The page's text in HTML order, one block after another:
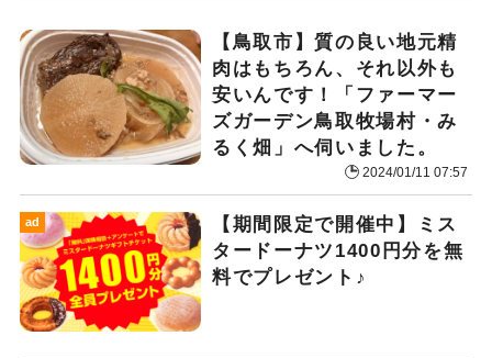
【鳥取市】質の良い地元精
肉はもちろん、それ以外も
安いんです！「ファーマー
ズガーデン鳥取牧場村・み
るく畑」へ伺いました。
2024/01/11 07:57
ad
【期間限定で開催中】ミス
タードーナツ1400円分を無
料でプレゼント♪